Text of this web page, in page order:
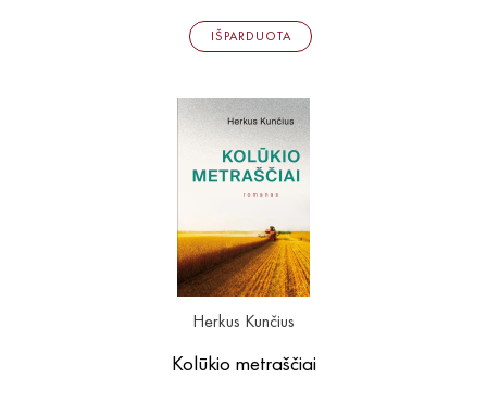
IŠPARDUOTA
Herkus Kunčius
Kolūkio metraščiai